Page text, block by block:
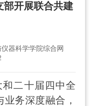
部开展联合共建
器科学学院综合网
和二十届四中全
务深度融合，